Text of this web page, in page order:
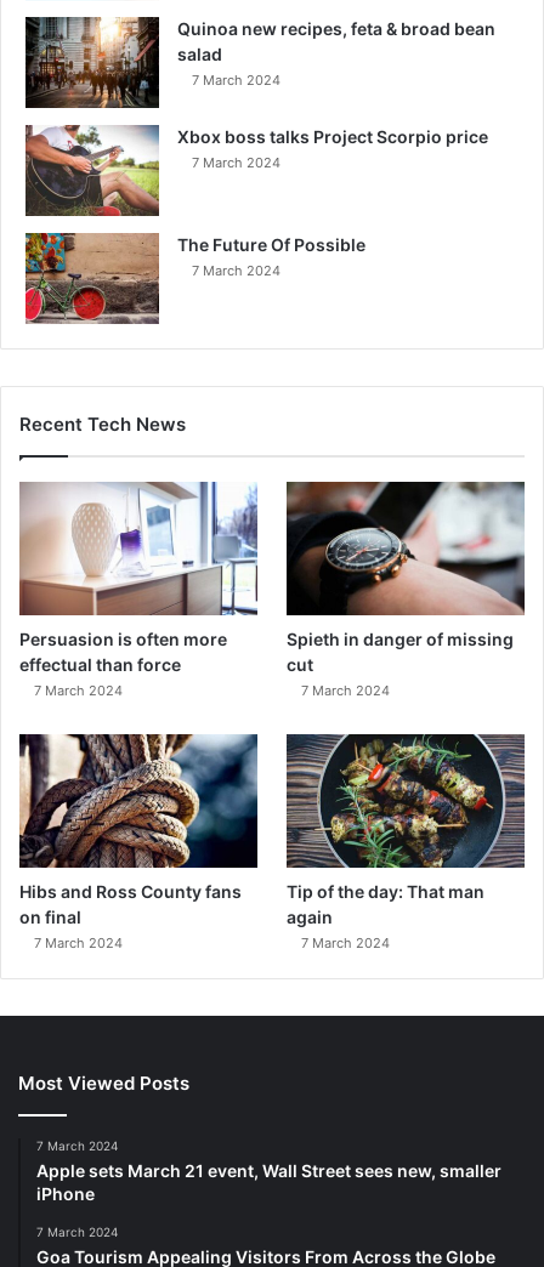
Quinoa new recipes, feta & broad bean
salad
7 March 2024
Xbox boss talks Project Scorpio price
7 March 2024
The Future Of Possible
7 March 2024
Recent Tech News
Persuasion is often more
effectual than force
7 March 2024
Spieth in danger of missing
cut
7 March 2024
Hibs and Ross County fans
on final
7 March 2024
Tip of the day: That man
again
7 March 2024
Most Viewed Posts
7 March 2024
Apple sets March 21 event, Wall Street sees new, smaller
iPhone
7 March 2024
Goa Tourism Appealing Visitors From Across the Globe